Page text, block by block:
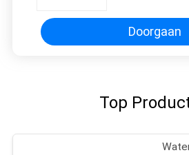
Doorgaan
Top